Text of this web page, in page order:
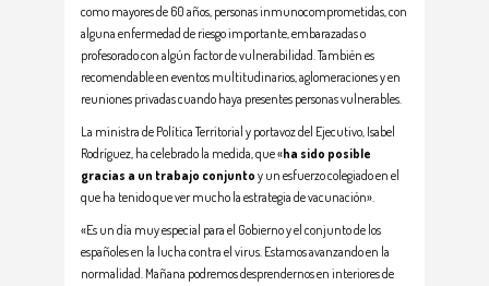
como mayores de 60 años, personas inmunocomprometidas, con
alguna enfermedad de riesgo importante, embarazadas o
profesorado con algún factor de vulnerabilidad. También es
recomendable en eventos multitudinarios, aglomeraciones y en
reuniones privadas cuando haya presentes personas vulnerables.
La ministra de Política Territorial y portavoz del Ejecutivo, Isabel
Rodríguez, ha celebrado la medida, que «ha sido posible
gracias a un trabajo conjunto y un esfuerzo colegiado en el
que ha tenido que ver mucho la estrategia de vacunación».
«Es un día muy especial para el Gobierno y el conjunto de los
españoles en la lucha contra el virus. Estamos avanzando en la
normalidad. Mañana podremos desprendernos en interiores de